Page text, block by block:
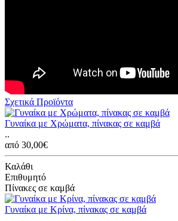
Σχετικά Προϊόντα
Γυναίκα με Χρώματα, πίνακας σε καμβά
..
από 30,00€
Καλάθι
Επιθυμητό
Πίνακες σε καμβά
Γυναίκα με Κρίνα, πίνακας σε καμβά